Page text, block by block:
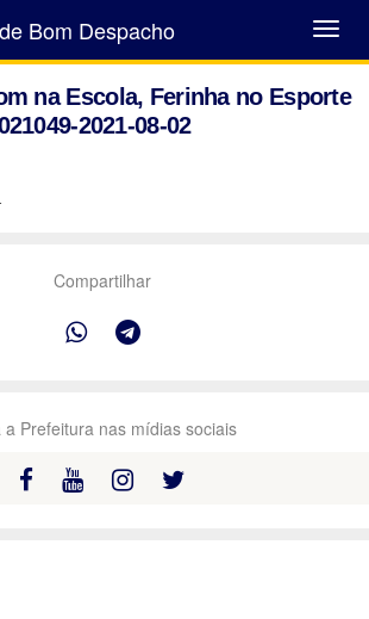
Abrir
Menu
Bom Despacho
na Escola, Ferinha no Esporte
2021-08-02
Compartilhar
a Prefeitura nas mídias sociais